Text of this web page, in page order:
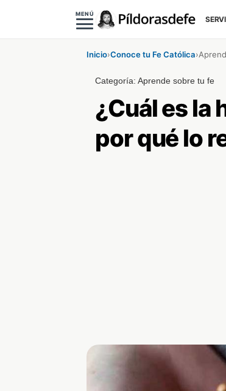
MENÚ
Inicio›Conoce tu Fe Católica›
Categoría:Aprende sobre tu fe
¿Cuál es la
por qué lo